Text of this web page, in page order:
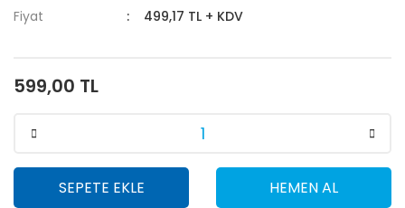
Fiyat
499,17 TL + KDV
599,00 TL
SEPETE EKLE HEMEN AL